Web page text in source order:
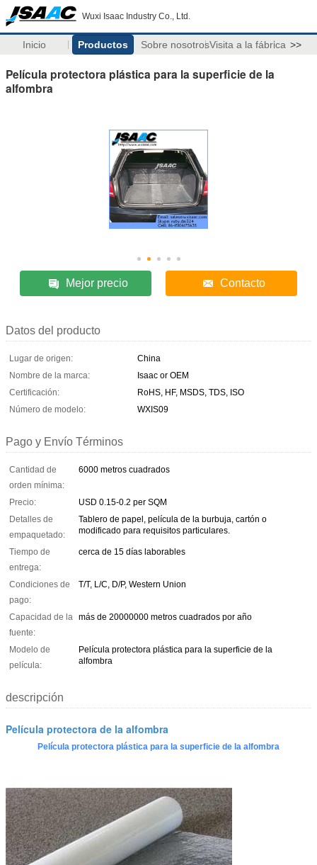
Wuxi Isaac Industry Co., Ltd.
Inicio Productos Sobre nosotrosVisita a la fábrica >>
Película protectora plástica para la superficie de la
alfombra
Mejor precio Contacto
Datos del producto
Lugar de origen:
China
Nombre de la marca:
Isaac or OEM
Certificación:
RoHS, HF, MSDS, TDS, ISO
Número de modelo:
WXIS09
Pago y Envío Términos
Cantidad de
orden mínima:
6000 metros cuadrados
Precio:
USD 0.15-0.2 per SQM
Detalles de
empaquetado:
Tablero de papel, película de la burbuja, cartón o
modificado para requisitos particulares.
Tiempo de
entrega:
cerca de 15 días laborables
Condiciones de
pago:
T/T, L/C, D/P, Western Union
Capacidad de la
fuente:
más de 20000000 metros cuadrados por año
Modelo de
película:
Película protectora plástica para la superficie de la
alfombra
descripción
Película protectora de la alfombra
Película protectora plástica para la superficie de la alfombra